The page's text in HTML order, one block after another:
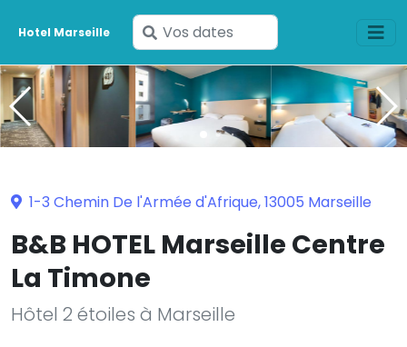
Hotel Marseille
Saisissez
vos
dates
1-3 Chemin De l'Armée d'Afrique, 13005 Marseille
B&B HOTEL Marseille Centre
La Timone
Hôtel 2 étoiles à Marseille